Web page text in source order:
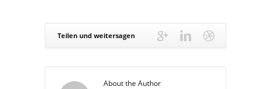
Teilen und weitersagen
About the Author